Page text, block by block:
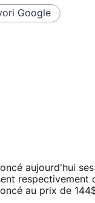
Google
aujourd'hui
au prix de